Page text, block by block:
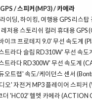
/ 스피커(MP3) / 카메라
이딩, 하이킹, 여행용 GPS 리스탑
저용 스토리쉬 컬러 휴대용 GPS
이크 프로테지 9.0' 무선 속도계
트라다 슬림 RD310W' 무선 속
트라다 RD300W' 무선 속도계
오트랩' 속도/케이던스 센서
오' 자전거 MP3 플레이어 스피커
더 'HC02' 헬멧 카메라 (ACTION